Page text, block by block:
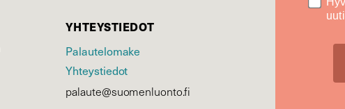
YHTEYSTIEDOT
Palautelomake
Yhteystiedot
palaute@suomenluonto.fi